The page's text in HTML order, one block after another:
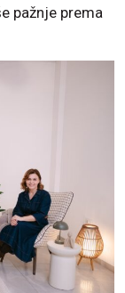
pažnje prema